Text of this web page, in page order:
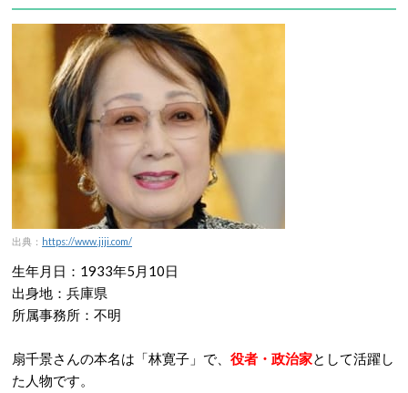
出典： https://www.jiji.com/
生年月日：1933年5月10日
出身地：兵庫県
所属事務所：不明
扇千景さんの本名は「林寛子」で、 役者・政治家として活躍し
た人物です。